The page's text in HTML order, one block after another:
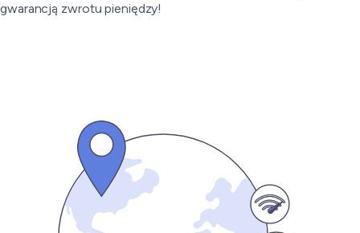
gwarancją zwrotu pieniędzy!